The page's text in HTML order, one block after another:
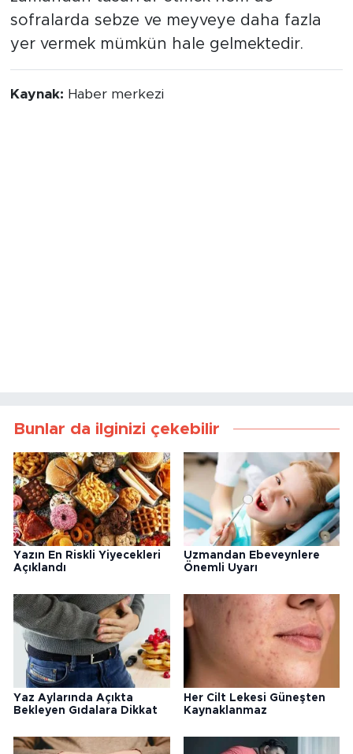
sofralarda sebze ve meyveye daha fazla
yer vermek mümkün hale gelmektedir.
Kaynak: Haber merkezi
Bunlar da ilginizi çekebilir
Yazın En Riskli Yiyecekleri
Açıklandı
Uzmandan Ebeveynlere
Önemli Uyarı
Yaz Aylarında Açıkta
Bekleyen Gıdalara Dikkat
Her Cilt Lekesi Güneşten
Kaynaklanmaz